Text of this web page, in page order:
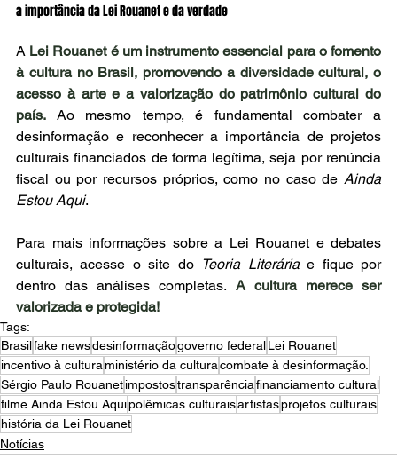
a importância da Lei Rouanet e da verdade
A Lei Rouanet é um instrumento essencial para o fomento
à cultura no Brasil, promovendo a diversidade cultural, o
acesso à arte e a valorização do patrimônio cultural do
país.
Ao mesmo tempo, é fundamental combater a
desinformação e reconhecer a importância de projetos
culturais financiados de forma legítima, seja por renúncia
fiscal ou por recursos próprios, como no caso de Ainda
Estou Aqui.
Para mais informações sobre a Lei Rouanet e debates
culturais, acesse o site do Teoria Literária e fique por
dentro das análises completas. A cultura merece ser
valorizada e protegida!
Tags:
Brasilfake newsdesinformaçãogoverno federalLei Rouanet
incentivo à culturaministério da culturacombate à desinformação.
Sérgio Paulo Rouanetimpostostransparênciafinanciamento cultural
filme Ainda Estou Aquipolêmicas culturaisartistasprojetos culturais
história da Lei Rouanet
Notícias